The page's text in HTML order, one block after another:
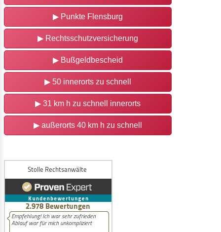
▶ Punkte Flensburg
▶ Rechtsschutzversicherung
▶ Bußgeldbescheid
▶ 50 innerorts zu schnell
▶ 31 km h zu schnell innerorts
▶ außerorts 40 km h zu schnell